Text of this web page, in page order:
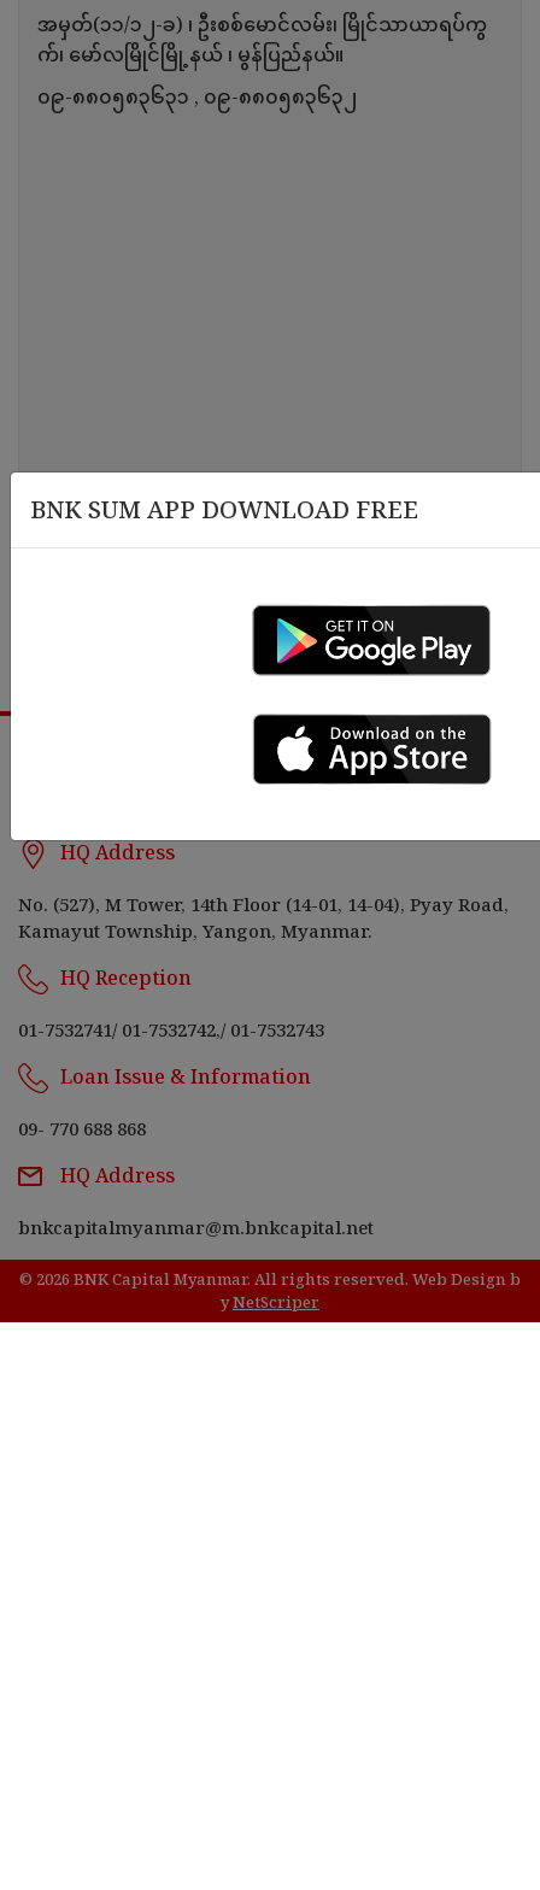
အမှတ်(၁၁/၁၂-ခ) ၊ ဦးစစ်မောင်လမ်း၊ မြိုင်သာယာရပ်ကွ
က်၊ မော်လမြိုင်မြို့နယ် ၊ မွန်ပြည်နယ်။
၀၉-၈၈၀၅၈၃၆၃၁ , ၀၉-၈၈၀၅၈၃၆၃၂
Follow Us On Facebook,TikTok:
HQ Address
No. (527), M Tower, 14th Floor (14-01, 14-04), Pyay Road,
Kamayut Township, Yangon, Myanmar.
HQ Reception
01-7532741/ 01-7532742,/ 01-7532743
Loan Issue & Information
09- 770 688 868
HQ Address
bnkcapitalmyanmar@m.bnkcapital.net
© 2026 BNK Capital Myanmar. All rights reserved. Web Design b
yNetScriper
BNK SUM APP DOWNLOAD FREE